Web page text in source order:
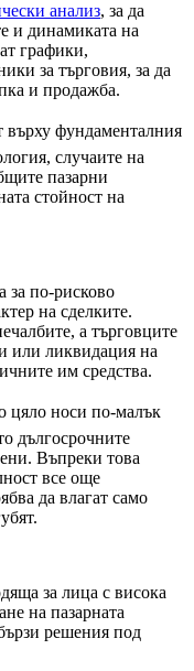
анализ, за да
и динамиката на
графики,
за търговия, за да
и продажба.
върху фундаменталния
случаите на
пазарни
стойност на
за по-рисково
на сделките.
а търговците
или ликвидация на
им средства.
цяло носи по-малък
дългосрочните
Въпреки това
все още
да влагат само
за лица с висока
на пазарната
решения под